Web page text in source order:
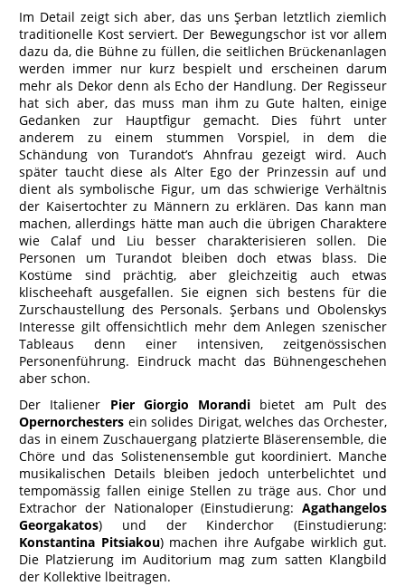
Im Detail zeigt sich aber, das uns Şerban letztlich ziemlich
traditionelle Kost serviert. Der Bewegungschor ist vor allem
dazu da, die Bühne zu füllen, die seitlichen Brückenanlagen
werden immer nur kurz bespielt und erscheinen darum
mehr als Dekor denn als Echo der Handlung. Der Regisseur
hat sich aber, das muss man ihm zu Gute halten, einige
Gedanken zur Hauptfigur gemacht. Dies führt unter
anderem zu einem stummen Vorspiel, in dem die
Schändung von Turandot’s Ahnfrau gezeigt wird. Auch
später taucht diese als Alter Ego der Prinzessin auf und
dient als symbolische Figur, um das schwierige Verhältnis
der Kaisertochter zu Männern zu erklären. Das kann man
machen, allerdings hätte man auch die übrigen Charaktere
wie Calaf und Liu besser charakterisieren sollen. Die
Personen um Turandot bleiben doch etwas blass. Die
Kostüme sind prächtig, aber gleichzeitig auch etwas
klischeehaft ausgefallen. Sie eignen sich bestens für die
Zurschaustellung des Personals. Şerbans und Obolenskys
Interesse gilt offensichtlich mehr dem Anlegen szenischer
Tableaus denn einer intensiven, zeitgenössischen
Personenführung. Eindruck macht das Bühnengeschehen
aber schon.
Der Italiener Pier Giorgio Morandi bietet am Pult des
Opernorchesters ein solides Dirigat, welches das Orchester,
das in einem Zuschauergang platzierte Bläserensemble, die
Chöre und das Solistenensemble gut koordiniert. Manche
musikalischen Details bleiben jedoch unterbelichtet und
tempomässig fallen einige Stellen zu träge aus. Chor und
Extrachor der Nationaloper (Einstudierung: Agathangelos
Georgakatos) und der Kinderchor (Einstudierung:
Konstantina Pitsiakou) machen ihre Aufgabe wirklich gut.
Die Platzierung im Auditorium mag zum satten Klangbild
der Kollektive lbeitragen.